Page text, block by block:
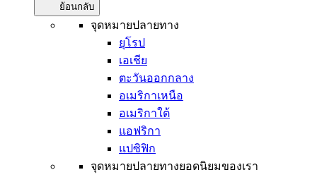
ย้อนกลับ
จุดหมายปลายทาง
ยุโรป
เอเชีย
ตะวันออกกลาง
อเมริกาเหนือ
อเมริกาใต้
แอฟริกา
แปซิฟิก
จุดหมายปลายทางยอดนิยมของเรา